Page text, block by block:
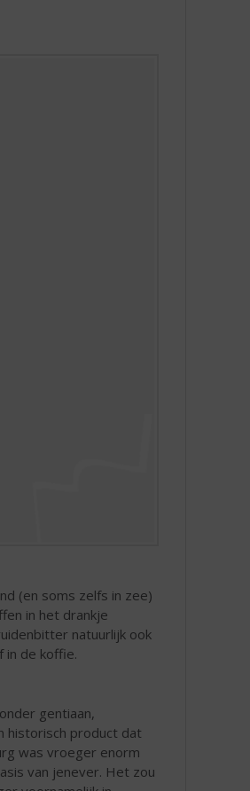
(en soms zelfs in zee)
in het drankje
natuurlijk ook
in de koffie.
gentiaan,
historisch product dat
was vroeger enorm
van jenever. Het zou